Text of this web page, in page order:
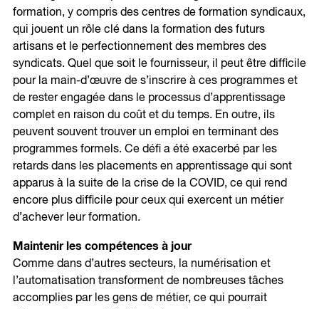
formation, y compris des centres de formation syndicaux,
qui jouent un rôle clé dans la formation des futurs
artisans et le perfectionnement des membres des
syndicats. Quel que soit le fournisseur, il peut être difficile
pour la main-d’œuvre de s’inscrire à ces programmes et
de rester engagée dans le processus d’apprentissage
complet en raison du coût et du temps. En outre, ils
peuvent souvent trouver un emploi en terminant des
programmes formels. Ce défi a été exacerbé par les
retards dans les placements en apprentissage qui sont
apparus à la suite de la crise de la COVID, ce qui rend
encore plus difficile pour ceux qui exercent un métier
d’achever leur formation.
Maintenir les compétences à jour
Comme dans d’autres secteurs, la numérisation et
l’automatisation transforment de nombreuses tâches
accomplies par les gens de métier, ce qui pourrait